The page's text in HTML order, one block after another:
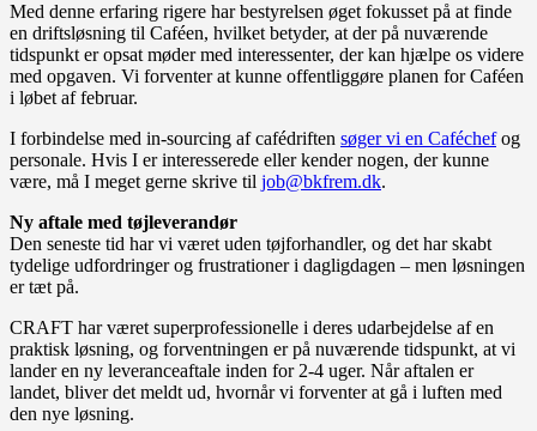
Med denne erfaring rigere har bestyrelsen øget fokusset på at finde
en driftsløsning til Caféen, hvilket betyder, at der på nuværende
tidspunkt er opsat møder med interessenter, der kan hjælpe os videre
med opgaven. Vi forventer at kunne offentliggøre planen for Caféen
i løbet af februar.
I forbindelse med in-sourcing af cafédriften søger vi en Caféchefog
personale. Hvis I er interesserede eller kender nogen, der kunne
være, må I meget gerne skrive til job@bkfrem.dk.
Ny aftale med tøjleverandør
Den seneste tid har vi været uden tøjforhandler, og det har skabt
tydelige udfordringer og frustrationer i dagligdagen – men løsningen
er tæt på.
CRAFT har været superprofessionelle i deres udarbejdelse af en
praktisk løsning, og forventningen er på nuværende tidspunkt, at vi
lander en ny leveranceaftale inden for 2-4 uger. Når aftalen er
landet, bliver det meldt ud, hvornår vi forventer at gå i luften med
den nye løsning.